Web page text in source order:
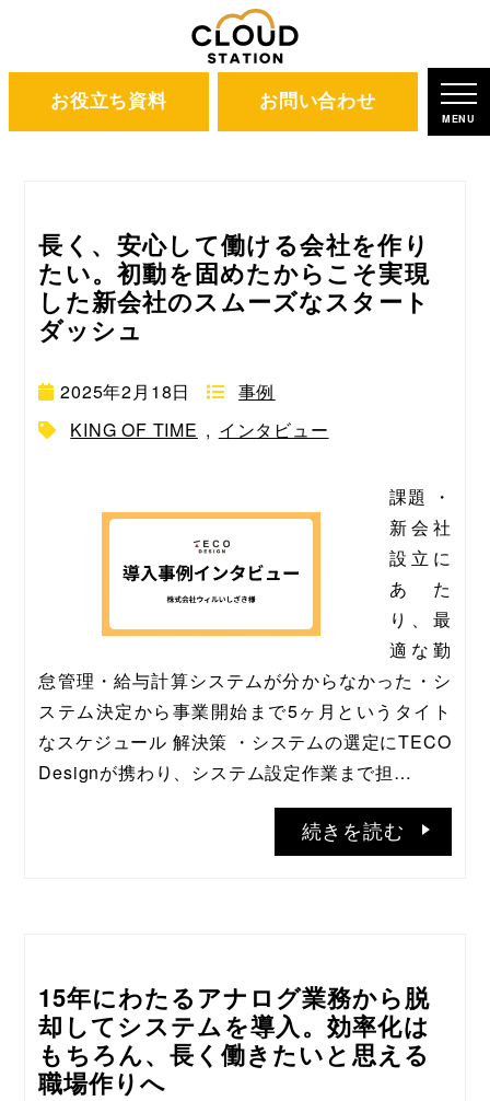
お役立ち資料 お問い合わせ
MENU
ホーム ブログ インタビュー
長く、安心して働ける会社を作り
たい。初動を固めたからこそ実現
した新会社のスムーズなスタート
ダッシュ
2025年2月18日
事例
KING OF TIME , インタビュー
課題 ・
新会社
設立に
あた
り、最
適な勤
怠管理・給与計算システムが分からなかった・シ
ステム決定から事業開始まで5ヶ月というタイト
なスケジュール 解決策 ・システムの選定にTECO
Designが携わり、システム設定作業まで担…
続きを読む
15年にわたるアナログ業務から脱
却してシステムを導入。効率化は
もちろん、長く働きたいと思える
職場作りへ